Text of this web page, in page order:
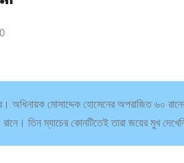
0
অধিনায়ক মোসাদ্দেক হোসেনের অপরাজিত ৬০
রানে। তিন ম্যাচের কোনটিতেই তারা জয়ের মুখ